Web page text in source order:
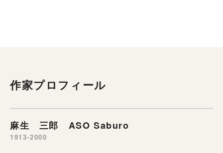
作家プロフィール
麻生 三郎 ASO Saburo
1913-2000